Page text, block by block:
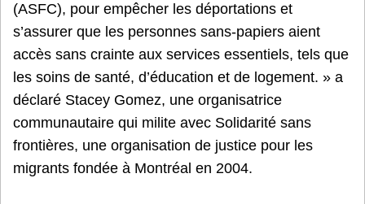
(ASFC), pour empêcher les déportations et
s’assurer que les personnes sans-papiers aient
accès sans crainte aux services essentiels, tels que
les soins de santé, d’éducation et de logement. » a
déclaré Stacey Gomez, une organisatrice
communautaire qui milite avec Solidarité sans
frontières, une organisation de justice pour les
migrants fondée à Montréal en 2004.